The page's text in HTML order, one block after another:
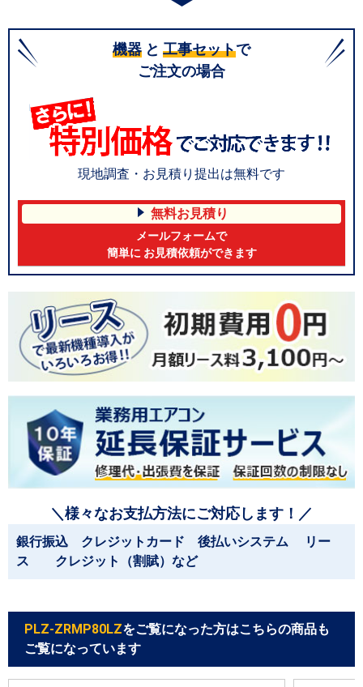
機器 と 工事セットで
ご注文の場合
現地調査・お見積り提出は無料です
無料お見積り
メールフォームで
簡単に お見積依頼ができます
＼様々なお支払方法にご対応します！／
銀行振込 クレジットカード 後払いシステム リー
ス クレジット（割賦）など
PLZ-ZRMP80LZをご覧になった方はこちらの商品も
ご覧になっています